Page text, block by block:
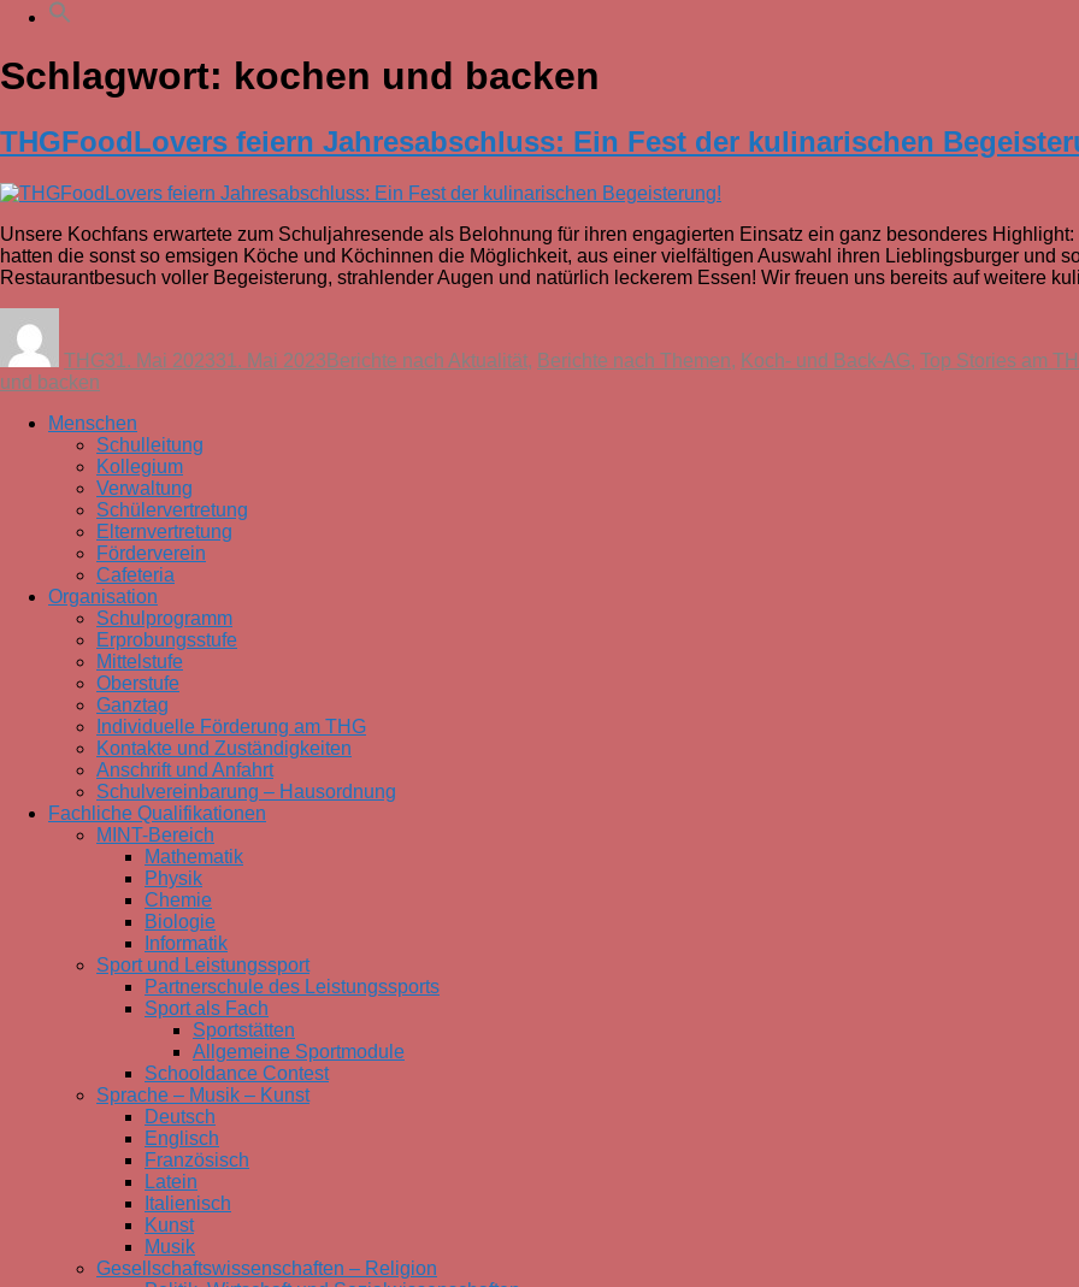
Schlagwort: kochen und backen
THGFoodLovers feiern Jahresabschluss: Ein Fest der kulinarischen
Unsere Kochfans erwartete zum Schuljahresende als Belohnung für ihren engagierten Einsatz ein ganz besonderes
hatten die sonst so emsigen Köche und Köchinnen die Möglichkeit, aus einer vielfältigen Auswahl ihren Lieblingsburger und
Restaurantbesuch voller Begeisterung, strahlender Augen und natürlich leckerem Essen! Wir freuen uns bereits auf weitere
THG31. Mai 202331. Mai 2023 Berichte nach Aktualität, Berichte nach Themen, Koch- und Back-AG, Top Stories am
und backen
Menschen
Schulleitung
Kollegium
Verwaltung
Schülervertretung
Elternvertretung
Förderverein
Cafeteria
Organisation
Schulprogramm
Erprobungsstufe
Mittelstufe
Oberstufe
Ganztag
Individuelle Förderung am THG
Kontakte und Zuständigkeiten
Anschrift und Anfahrt
Schulvereinbarung – Hausordnung
Fachliche Qualifikationen
MINT-Bereich
Mathematik
Physik
Chemie
Biologie
Informatik
Sport und Leistungssport
Partnerschule des Leistungssports
Sport als Fach
Sportstätten
Allgemeine Sportmodule
Schooldance Contest
Sprache – Musik – Kunst
Deutsch
Englisch
Französisch
Latein
Italienisch
Kunst
Musik
Gesellschaftswissenschaften – Religion